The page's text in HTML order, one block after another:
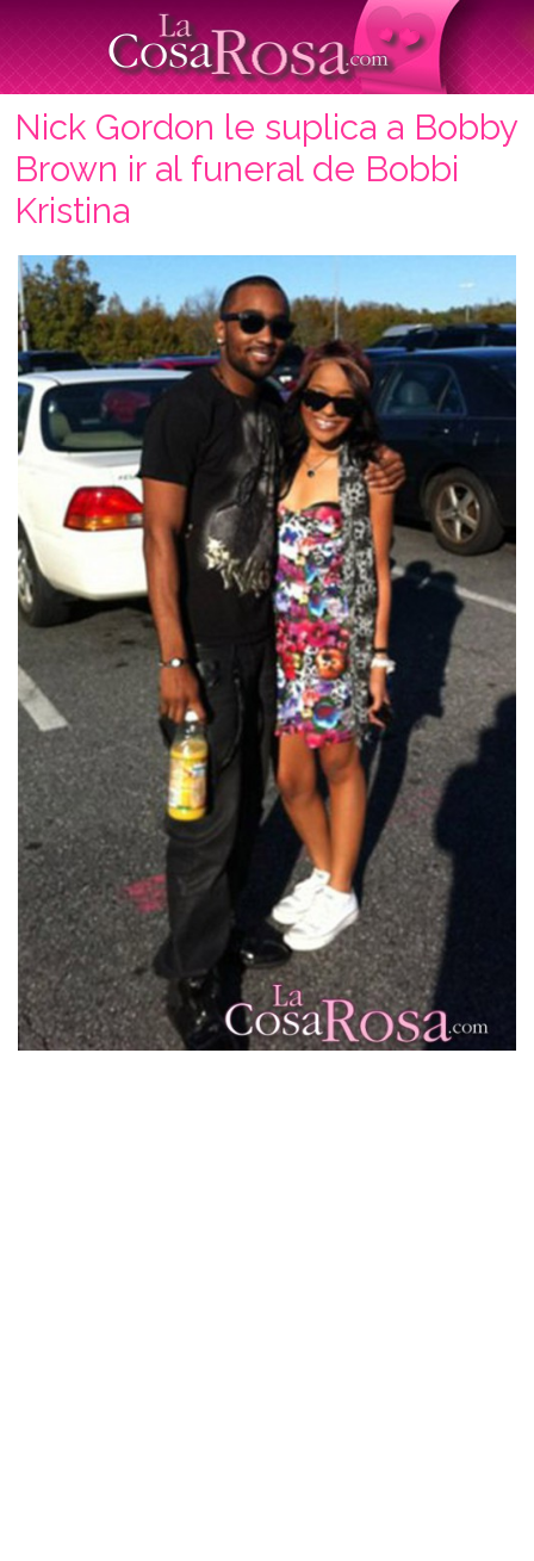
Nick Gordon le suplica a Bobby
Brown ir al funeral de Bobbi
Kristina